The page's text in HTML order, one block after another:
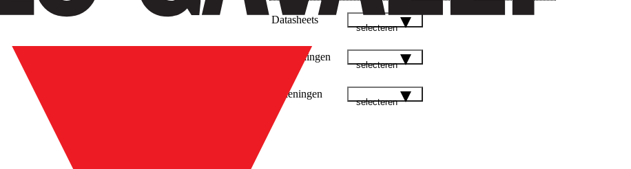
Datasheets
selecteren
Afbeeldingen
selecteren
Tekeningen
selecteren